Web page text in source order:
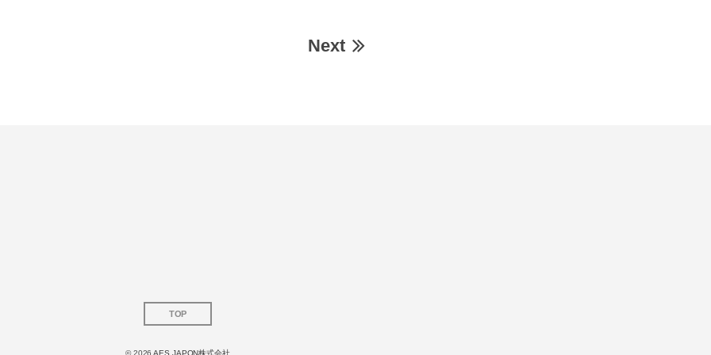
Next
TOP
© 2026AES JAPON株式会社